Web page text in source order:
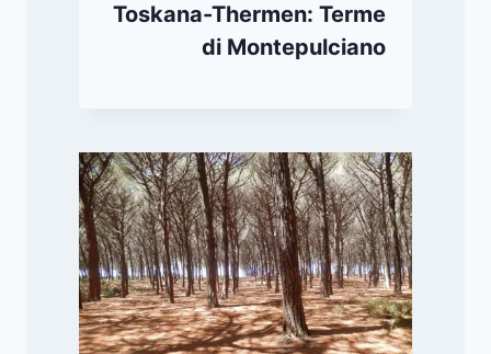
Toskana-Thermen: Terme
di Montepulciano